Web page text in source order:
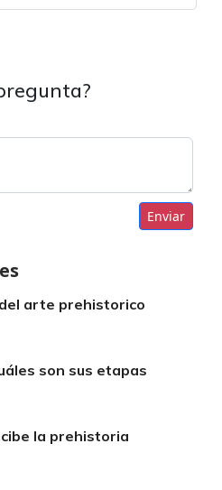
Enviar
arte prehistorico
son sus etapas
la prehistoria